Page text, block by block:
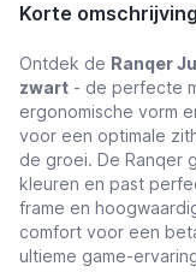
Korte omschrijving
Ontdek de Ranqer
zwart - de perfecte
ergonomische vorm
voor een optimale
de groei. De Ranqer
kleuren en past
frame en
comfort voor een
ultieme game-